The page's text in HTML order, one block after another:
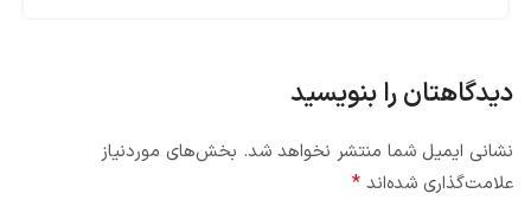
دیدگاهتان را بنویسید
نشانی ایمیل شما منتشر نخواهد شد. بخش‌های موردنیاز
علامت‌گذاری شده‌اند *